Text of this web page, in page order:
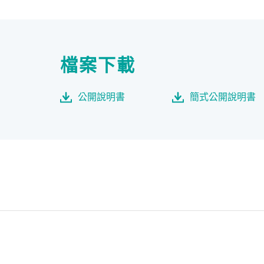
檔案下載
公開說明書 簡式公開說明書